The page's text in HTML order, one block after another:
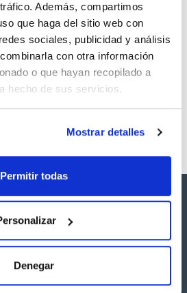
Además, compartimos
que haga del sitio web con
sociales, publicidad y análisis
con otra información
o que hayan recopilado a
hecho de sus servicios.
Mostrar detalles
Permitir todas
Denegar
CAS
[6055-19-2]
Envase
Precio
Comprar
Síguenos: